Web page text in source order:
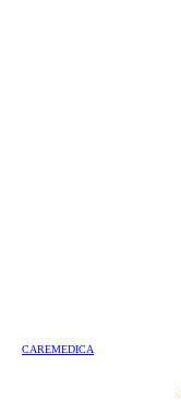
CAREMEDICA